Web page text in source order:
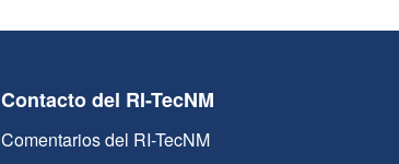
Contacto del RI-TecNM
Comentarios del RI-TecNM